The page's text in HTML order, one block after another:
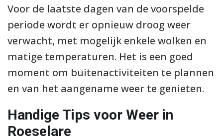
Voor de laatste dagen van de voorspelde
periode wordt er opnieuw droog weer
verwacht, met mogelijk enkele wolken en
matige temperaturen. Het is een goed
moment om buitenactiviteiten te plannen
en van het aangename weer te genieten.
Handige Tips voor Weer in
Roeselare